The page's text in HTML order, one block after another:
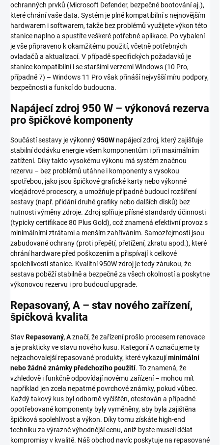
ochranných prvků (Microsoft Defender, bezpečné bootování aj.),
které chrání vaše data. Systém je plně kompatibilní s nejnovějším
hardwarem i softwarem, takže bez problémů využijete výkon této
stanice naplno a spustíte veškeré potřebné aplikace. Po vybalení
je vše připraveno k okamžitému použití, včetně potřebných
ovladačů a aktualizací. V případě specifických požadavků je
stanice kompatibilní i se staršími verzemi Windows (10 Pro,
případně 7) – Windows 11 Pro však přináší nejvyšší míru podpory,
bezpečnosti a funkcí do budoucna.
Napájecí zdroj 950 W – výkonová rezerva
pro špičkové komponenty
Součástí sestavy je výkonný950W napájecí zdroj, který zajišťuje
stabilní dodávku energie všem komponentům i při maximálním
zatížení. Díky takto vysokému výkonu má systém značnou
rezervu – bez problémů utáhne i komponenty s vysokou
spotřebou, jako jsou špičkové grafické karty nebo výkonné
vícejádrové procesory, a umožňuje případné budoucí rozšíření
sestavy (např. přidání druhé grafiky nebo dalších disků) bez
nutnosti výměny zdroje. Zdroj splňuje přísné standardy účinnosti
(typicky certifikace 80 Plus Gold), což znamená efektivní provoz s
minimálními ztrátami a menším zahříváním. Samozřejmostí jsou
zabudované ochrany (proti přepětí, přetížení, zkratu apod.), které
chrání hardware před poškozením a přispívají k celkové
spolehlivosti stanice. Kvalitní 950W zdroj je tedy zárukou, že
sestava poběží stabilně a bezpečně za všech okolností a poskytne
výkonovou rezervu i pro budoucí upgrade.
Repasovaný, A – stav nového zařízení,
špičková kvalita
StavRepasovaný, Aznačí, že zařízení prošlo procesem renovace
a je prakticky ve stavu nového kusu. Kategorií A označujeme ty
nejzachovalejší repasované produkty, které vykazujíminimální
nebo žádné známky předchozího použití. To znamená, že
vzhledově i funkčně odpovídají novému zařízení – mohou mít
například jen zcela nepatrné povrchové známky, pokud vůbec.
Každý takový kus byl odborně vyčištěn, otestován a případné
opotřebované komponenty byly vyměněny, aby byla zajištěna
špičková spolehlivost a výkon. Díky tomu získáte high-end
techniku za výrazně výhodnější cenu, aniž byste museli dělat
kompromisy v kvalitě. Náš obchod navíc poskytuje na repasované